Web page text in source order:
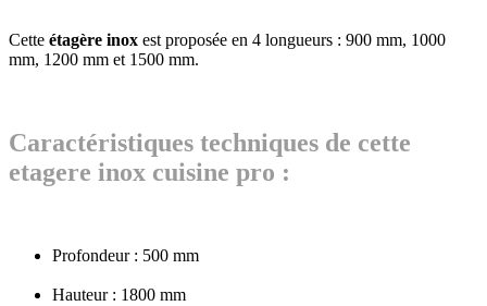
Cette étagère inox est proposée en 4 longueurs : 900 mm, 1000
mm, 1200 mm et 1500 mm.
Caractéristiques techniques de cette
etagere inox cuisine pro :
Profondeur : 500 mm
Hauteur : 1800 mm